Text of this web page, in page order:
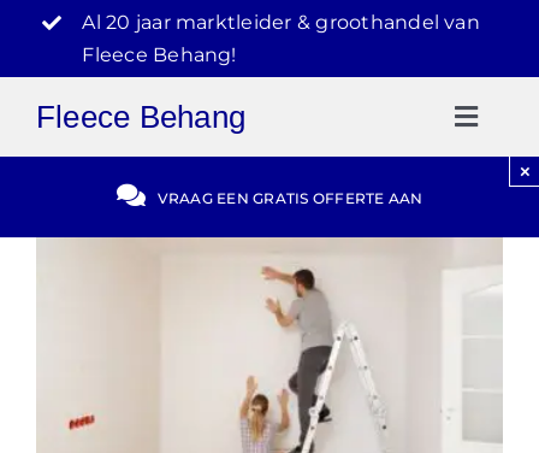
inhoud
Al 20 jaar marktleider & groothandel van
Fleece Behang!
Fleece Behang
Gratis Offerte
030-2072303
VRAAG EEN GRATIS OFFERTE AAN
×